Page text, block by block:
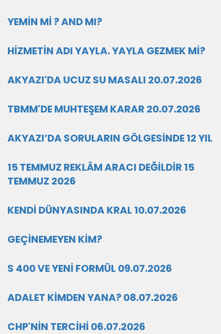
YEMİN Mİ ? AND MI?
HİZMETİN ADI YAYLA. YAYLA GEZMEK Mİ?
AKYAZI'DA UCUZ SU MASALI 20.07.2026
TBMM'DE MUHTEŞEM KARAR 20.07.2026
AKYAZI’DA SORULARIN GÖLGESİNDE 12 YIL
15 TEMMUZ REKLÂM ARACI DEĞİLDİR 15
TEMMUZ 2026
KENDİ DÜNYASINDA KRAL 10.07.2026
GEÇİNEMEYEN KİM?
S 400 VE YENİ FORMÜL 09.07.2026
ADALET KİMDEN YANA? 08.07.2026
CHP'NİN TERCİHİ 06.07.2026